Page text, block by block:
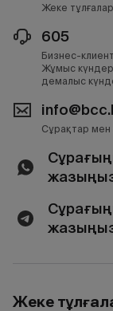
Жеке
605
Бизнес-
Жұмыс
демалыс
Сұрақтар мен
Жеке